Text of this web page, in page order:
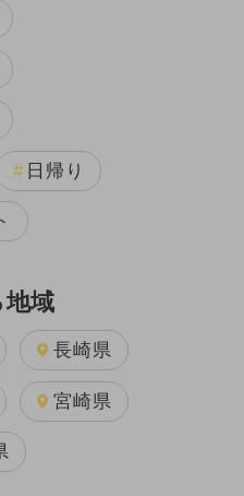
日帰り
域
長崎県
宮崎県